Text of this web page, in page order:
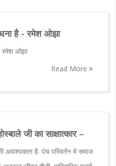
है - रमेश ओझा
- रमेश ओझा
Read More
जी का साक्षात्कार –
आवश्यकता है. पंच परिवर्तन में समाज